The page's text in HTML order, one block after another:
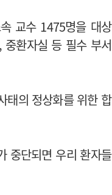
교수 1475명을 대상
환자실 등 필수 부서
태의 정상화를 위한 합
중단되면 우리 환자들